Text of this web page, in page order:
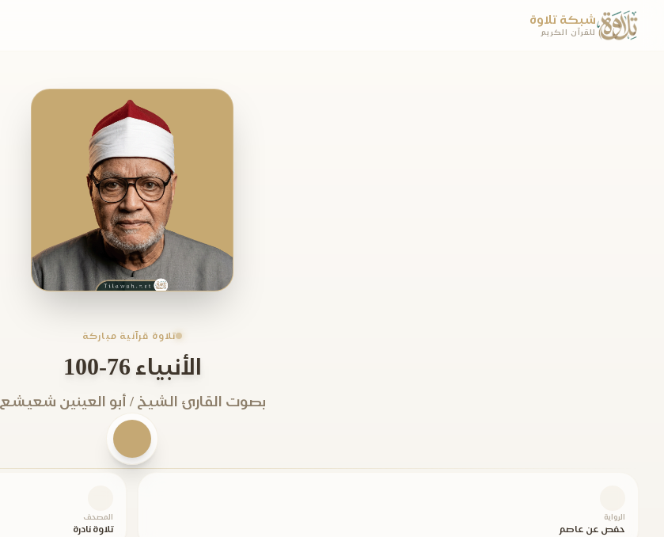
شبكة تلاوة
للقرآن الكريم
تلاوة قرآنية مباركة
الأنبياء 76-100
بصوت القارئ الشيخ / أبو العينين شعيشع
الرواية
حفص عن عاصم
المصحف
تلاوة نادرة